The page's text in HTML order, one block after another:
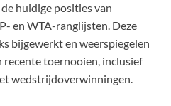
huidige posities van
en WTA-ranglijsten. Deze
bijgewerkt en weerspiegelen
recente toernooien, inclusief
wedstrijdoverwinningen.